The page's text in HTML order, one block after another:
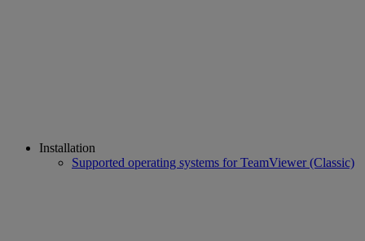
Installation
Supported operating systems for TeamViewer (Classic)